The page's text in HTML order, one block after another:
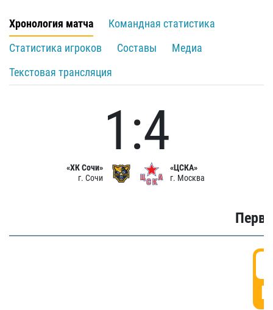
Хронология матча
Командная статистика
Статистика игроков
Составы
Медиа
Текстовая трансляция
«ХК Сочи»
г. Сочи
1:4
«ЦСКА»
г. Москва